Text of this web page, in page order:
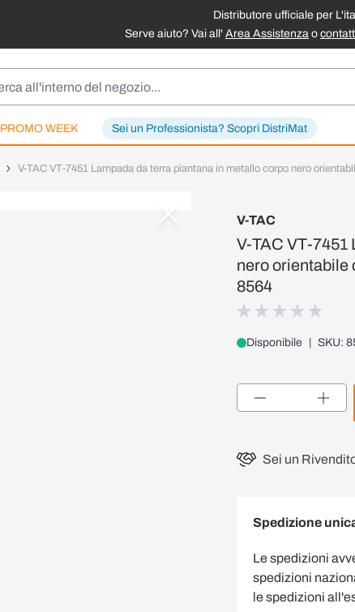
Distributore ufficiale per
Serve aiuto? Vai all' Area Assistenza o
PROMO WEEK Sei un Professionista? Scopri DistriMat
V-TAC VT-7451 Lampada da terra piantana in metallo corpo nero
V-TAC
V-TAC VT-7451
nero orientabile
8564
Disponibile SKU:
Sei un
Spedizione
Le spedizioni
spedizioni
le spedizioni